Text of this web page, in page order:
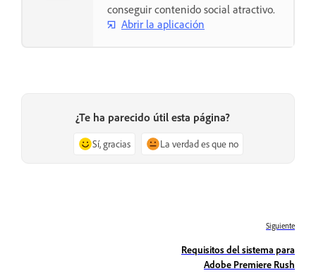
conseguir contenido social atractivo.
Abrir la aplicación
¿Te ha parecido útil esta página?
Sí, gracias La verdad es que no
Siguiente
Requisitos del sistema para
Adobe Premiere Rush